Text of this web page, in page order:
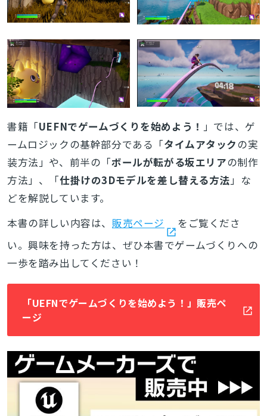
書籍「UEFNでゲームづくりを始めよう！ 」では、ゲ
ームロジックの基幹部分である「タイムアタックの実
装方法」や、前半の「ボールが転がる坂エリアの制作
方法」、「仕掛けの3Dモデルを差し替える方法」な
どを解説しています。
本書の詳しい内容は、 販売ページ
をご覧くださ
い。興味を持った方は、ぜひ本書でゲームづくりへの
一歩を踏み出してください！
「UEFNでゲームづくりを始めよう！」販売ペ
ージ
とじる